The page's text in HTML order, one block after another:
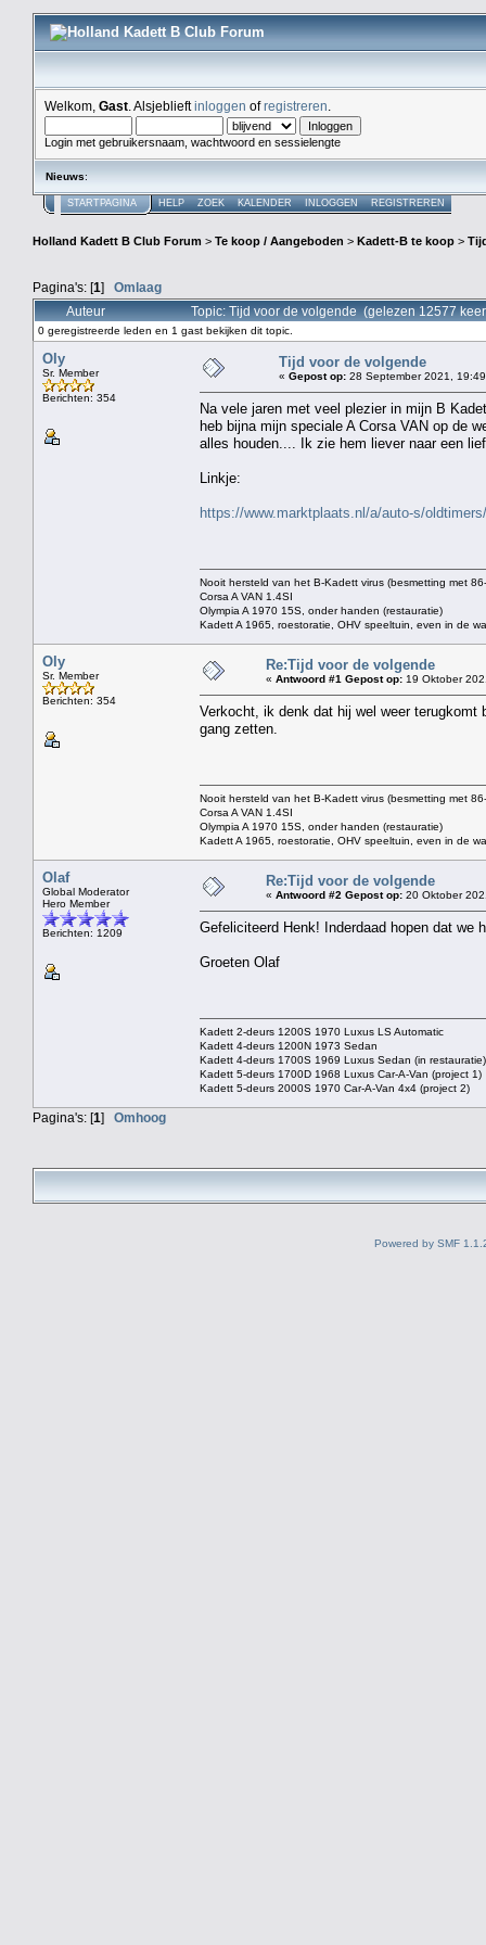
Welkom, Gast . Alsjeblieftinloggen ofregistreren
Login met gebruikersnaam, wachtwoord en sessielengte
Nieuws:
STARTPAGINA HELP ZOEK KALENDER INLOGGEN REGISTREREN
Holland Kadett B Club Forum > Te koop / Aangeboden > Kadett-B te koop >
Pagina's: [1] Omlaag
Auteur
Topic: Tijd voor de volgende (gelezen 12577
0 geregistreerde leden en 1 gast bekijken dit topic.
Oly
Sr. Member
Berichten: 354
Tijd voor de volgende
« Gepost op: 28 September 2021,
Na vele jaren met veel plezier in mijn B
heb bijna mijn speciale A Corsa VAN op de
alles houden.... Ik zie hem liever naar een
Linkje:
https://www.marktplaats.nl/a/auto-s/
Nooit hersteld van het B-Kadett virus (besmetting met
Corsa A VAN 1.4SI
Olympia A 1970 15S, onder handen (restauratie)
Kadett A 1965, roestoratie, OHV speeltuin, even in de
Oly
Sr. Member
Berichten: 354
Re:Tijd voor de volgende
« Antwoord #1 Gepost op: 19 Oktober
Verkocht, ik denk dat hij wel weer terugkomt
gang zetten.
Nooit hersteld van het B-Kadett virus (besmetting met
Corsa A VAN 1.4SI
Olympia A 1970 15S, onder handen (restauratie)
Kadett A 1965, roestoratie, OHV speeltuin, even in de
Olaf
Global Moderator
Hero Member
Berichten: 1209
Re:Tijd voor de volgende
« Antwoord #2 Gepost op: 20 Oktober
Gefeliciteerd Henk! Inderdaad hopen dat we
Groeten Olaf
Kadett 2-deurs 1200S 1970 Luxus LS Automatic
Kadett 4-deurs 1200N 1973 Sedan
Kadett 4-deurs 1700S 1969 Luxus Sedan (in restauratie)
Kadett 5-deurs 1700D 1968 Luxus Car-A-Van (project 1)
Kadett 5-deurs 2000S 1970 Car-A-Van 4x4 (project 2)
Pagina's: [1] Omhoog
Powered by SMF